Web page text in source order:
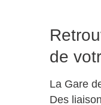
de
La Gare
Des